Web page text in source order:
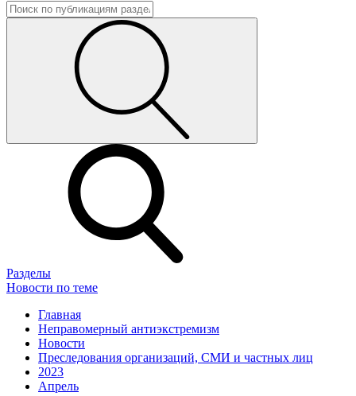
Разделы
Новости по теме
Главная
Неправомерный антиэкстремизм
Новости
Преследования организаций, СМИ и частных лиц
2023
Апрель